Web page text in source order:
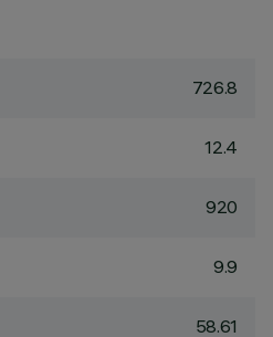
726.8
12.4
920
9.9
58.61